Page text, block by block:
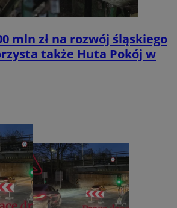
mln zł na rozwój śląskiego
także Huta Pokój w